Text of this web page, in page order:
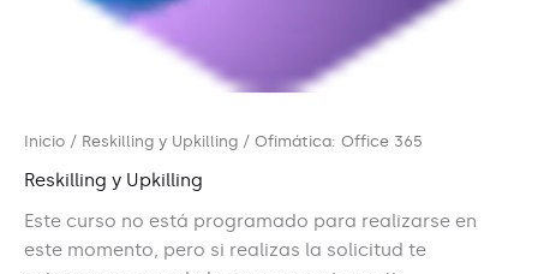
Inicio / Reskilling y Upkilling / Ofimática: Office 365
Reskilling y Upkilling
Este curso no está programado para realizarse en
este momento, pero si realizas la solicitud te